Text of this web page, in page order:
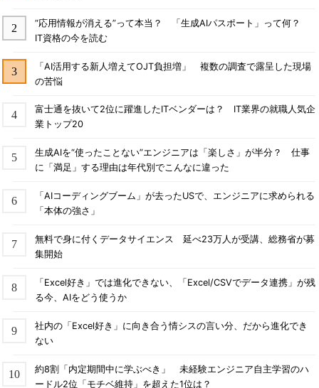
“応用情報が消える”って本当？ 「生成AIパスポート」って何？
IT資格の今を読む
「AI活用する新人増えてOJT負担増」 複数の調査で露呈した現場
の苦悩
富士通を抜いて2位に躍進したITベンダーは？ IT業界の就職人気企
業トップ20
生成AIを“使ったことない”エンジニアは「楽しさ」が半分？ 仕事
に「満足」する理由は年代別でこんなに違った
「AIコーディングブーム」が去ったUSで、エンジニアに求められる
「本体の強さ」
無料で身に付くデータサイエンス 延べ23万人が受講、総務省が募
集開始
「Excel好き」では進化できない、「Excel/CSVでデータ連携」が残
る今、AIをどう使うか
社内の「Excel好き」に向き合う情シスの言い分、だから進化でき
ない
約8割「内定期間中に学ぶべき」 未経験エンジニア自主学習のハ
ードル2位「モチベ維持」を超えた1位は？